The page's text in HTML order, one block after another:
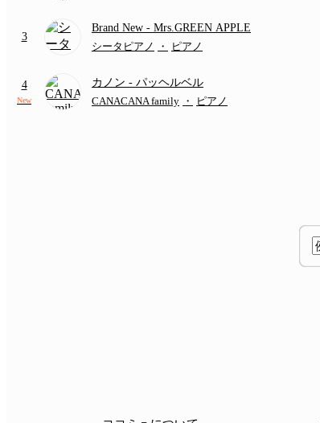
3
Brand New - Mrs.GREEN APPLE
シータピアノ
・ ピアノ
4
New
カノン - パッヘルベル
CANACANA family ・ ピアノ